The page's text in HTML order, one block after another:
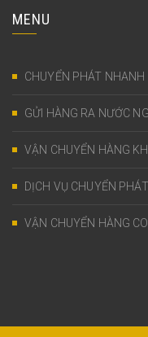
MENU
CHUYỂN PHÁT NHANH
GỬI HÀNG RA NƯỚC
VẬN CHUYỂN HÀNG
DỊCH VỤ CHUYỂN
VẬN CHUYỂN HÀNG